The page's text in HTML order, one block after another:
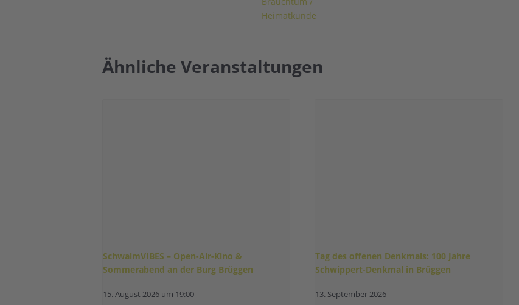
Heimatkunde
Ähnliche Veranstaltungen
SchwalmVIBES – Open-Air-Kino &
Sommerabend an der Burg Brüggen
15. August 2026 um 19:00 -
Tag des offenen Denkmals: 100 Jahre
Schwippert-Denkmal in Brüggen
13. September 2026